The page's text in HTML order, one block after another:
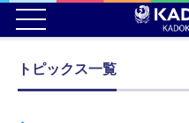
トピックス一覧